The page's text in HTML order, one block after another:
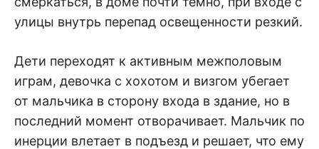
улицы внутрь перепад освещенности резкий.
Дети переходят к активным межполовым
играм, девочка с хохотом и визгом убегает
от мальчика в сторону входа в здание, но в
последний момент отворачивает. Мальчик по
инерции влетает в подъезд и решает, что ему